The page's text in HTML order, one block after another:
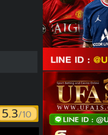
5.3/10